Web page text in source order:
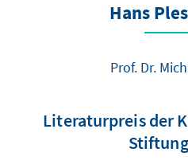
Hans
Prof. Dr.
Literaturpreis der